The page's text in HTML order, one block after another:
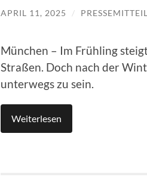
APRIL 11, 2025 /
München – Im Frühling
Straßen. Doch nach der
unterwegs zu sein.
Weiterlesen